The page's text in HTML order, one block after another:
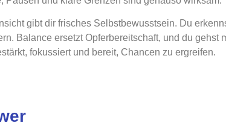
gibt dir frisches Selbstbewusstsein. Du
Balance ersetzt Opferbereitschaft, und du gehst
fokussiert und bereit, Chancen zu ergreifen.